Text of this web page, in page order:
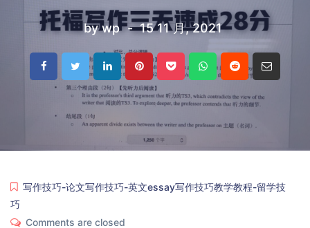
by wp 15 11 月, 2021
写作技巧-论文写作技巧-英文essay写作技巧教学教程-留学技
巧
Comments are closed